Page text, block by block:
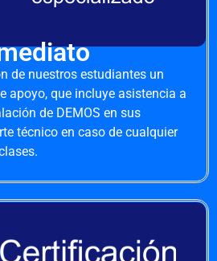
de nuestros estudiantes un
apoyo, que incluye asistencia a
de DEMOS en sus
técnico en caso de cualquier